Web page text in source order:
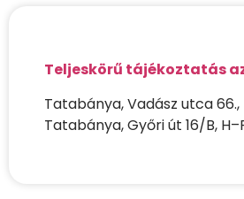
Teljeskörű tájékoztatás
Tatabánya, Vadász utca 66.,
Tatabánya, Győri út 16/B,